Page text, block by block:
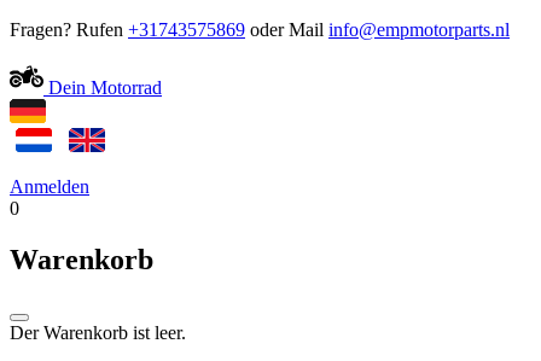
Fragen? Rufen +31743575869 oder Mail
Dein Motorrad
Anmelden
0
Warenkorb
Der Warenkorb ist leer.